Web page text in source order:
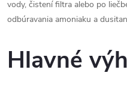
vody, čistení filtra alebo po
odbúravania amoniaku a
Hlavné